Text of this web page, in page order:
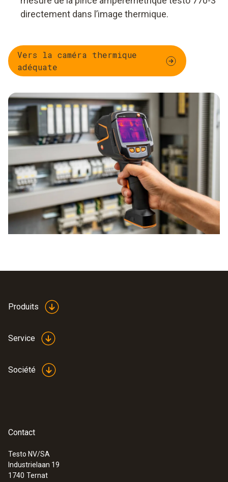
directement dans l’image thermique.
Vers la caméra thermique
adéquate
Produits
Service
Société
Contact
Testo NV/SA
Industrielaan 19
1740 Ternat